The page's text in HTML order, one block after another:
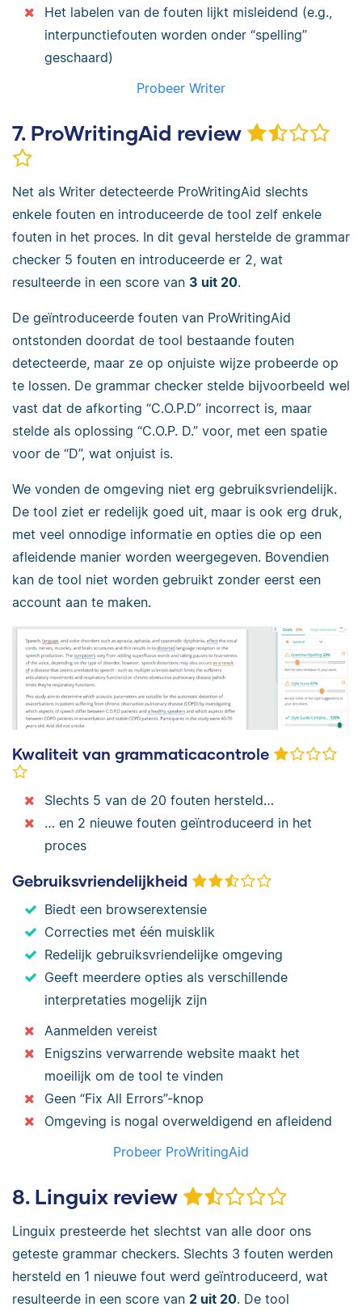
Het labelen van de fouten lijkt misleidend (e.g.,
interpunctiefouten worden onder “spelling”
geschaard)
Probeer Writer
7. ProWritingAid review
Net als Writer detecteerde ProWritingAid slechts
enkele fouten en introduceerde de tool zelf enkele
fouten in het proces. In dit geval herstelde de grammar
checker 5 fouten en introduceerde er 2, wat
resulteerde in een score van 3 uit 20.
De geïntroduceerde fouten van ProWritingAid
ontstonden doordat de tool bestaande fouten
detecteerde, maar ze op onjuiste wijze probeerde op
te lossen. De grammar checker stelde bijvoorbeeld wel
vast dat de afkorting “C.O.P.D” incorrect is, maar
stelde als oplossing “C.O.P. D.” voor, met een spatie
voor de “D”, wat onjuist is.
We vonden de omgeving niet erg gebruiksvriendelijk.
De tool ziet er redelijk goed uit, maar is ook erg druk,
met veel onnodige informatie en opties die op een
afleidende manier worden weergegeven. Bovendien
kan de tool niet worden gebruikt zonder eerst een
account aan te maken.
Kwaliteit van grammaticacontrole
Slechts 5 van de 20 fouten hersteld…
… en 2 nieuwe fouten geïntroduceerd in het
proces
Gebruiksvriendelijkheid
Biedt een browserextensie
Correcties met één muisklik
Redelijk gebruiksvriendelijke omgeving
Geeft meerdere opties als verschillende
interpretaties mogelijk zijn
Aanmelden vereist
Enigszins verwarrende website maakt het
moeilijk om de tool te vinden
Geen “Fix All Errors”-knop
Omgeving is nogal overweldigend en afleidend
Probeer ProWritingAid
8. Linguix review
Linguix presteerde het slechtst van alle door ons
geteste grammar checkers. Slechts 3 fouten werden
hersteld en 1 nieuwe fout werd geïntroduceerd, wat
resulteerde in een score van 2 uit 20. De tool